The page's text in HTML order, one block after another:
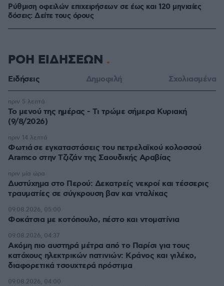
Ρύθμιση οφειλών επιχειρήσεων ​​​σε έως και ​120 μηνιαίες
δόσεις: Δείτε τους όρους
ΡΟΗ ΕΙΔΗΣΕΩΝ
Ειδήσεις Δημοφιλή Σχολιασμένα
Το μενού της ημέρας - Τι τρώμε σήμερα Κυριακή
(9/8/2026)
πριν 5 λεπτά
Φωτιά σε εγκαταστάσεις του πετρελαϊκού κολοσσού
Aramco στην Τζιζάν της Σαουδικής Αραβίας
πριν 14 λεπτά
Δυστύχημα στο Περού: Δεκατρείς νεκροί και τέσσερις
τραυματίες σε σύγκρουση βαν και νταλίκας
πριν μία ώρα
Φοκάτσια με κοτόπουλο, πέστο και ντοματίνια
09.08.2026, 05:00
Ακόμη πιο αυστηρά μέτρα από το Παρίσι για τους
κατόχους ηλεκτρικών πατινιών: Κράνος και γιλέκο,
διαφορετικά τσουχτερά πρόστιμα
09.08.2026, 04:37
09.08.2026, 04:00